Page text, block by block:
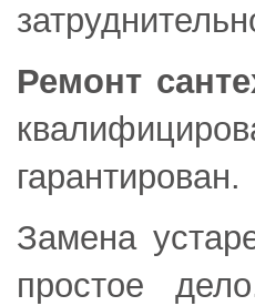
Ремонт
гарантирован.
Замена
простое